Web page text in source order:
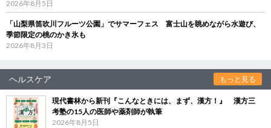
2026年8月5日
「山梨県笛吹川フルーツ公園」でサマーフェス 富士山を眺めながら水遊び、
季節限定の桃のかき氷も
2026年8月3日
ヘルスケア もっと見る
現代書林から新刊『こんなときには、まず、漢方！』 漢方三
考塾の15人の医師や薬剤師が執筆
2026年8月5日